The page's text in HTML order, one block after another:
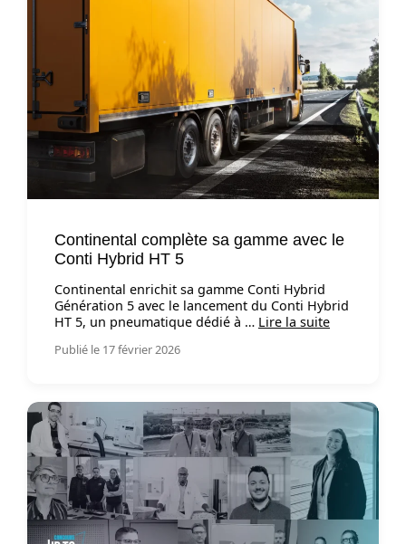
Continental complète sa gamme avec le
Conti Hybrid HT 5
Continental enrichit sa gamme Conti Hybrid
Génération 5 avec le lancement du Conti Hybrid
HT 5, un pneumatique dédié à … Lire la suite
Publié le 17 février 2026